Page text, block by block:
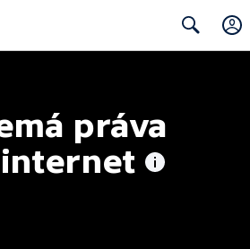
práva
internet